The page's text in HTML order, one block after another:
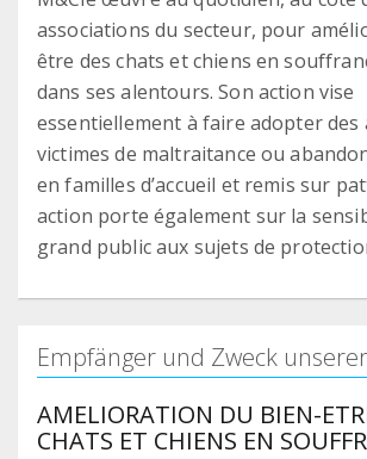
associations du secteur, pour
être des chats et chiens en
dans ses alentours. Son action vise
essentiellement à faire adopter des
victimes de maltraitance ou
en familles d’accueil et remis sur
action porte également sur la
grand public aux sujets de
Empfänger und Zweck
AMELIORATION DU BIEN-
CHATS ET CHIENS EN